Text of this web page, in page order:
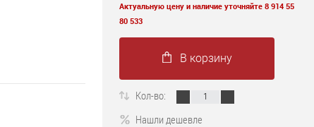
Актуальную цену и наличие уточняйте 8 914 55
80 533
В корзину
Кол-во:
Нашли дешевле